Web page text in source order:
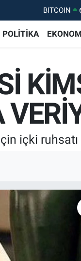
DOLAR
BITCOIN
POLİTİKA
içki